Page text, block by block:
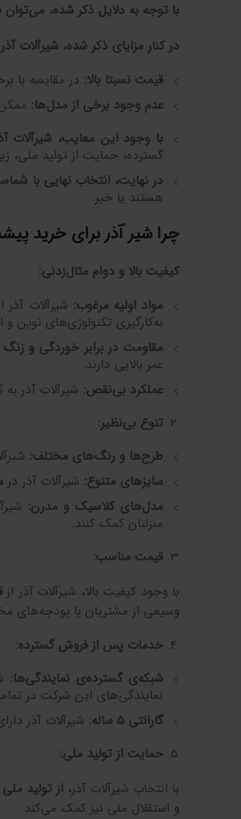
با توجه به دلایل ذکر شده،
در کنار مزایای ذکر شده، شیرآلات
قیمت نسبتا بالا: در مقایسه با
عدم وجود برخی از مدل‌ها:
با وجود این معایب، شیرآلات
گسترده، حمایت از تولید ملی،
در نهایت، انتخاب نهایی با
هستند یا خیر.
چرا شیر آذر برای خرید
کیفیت بالا و دوام مثال‌زدنی:
مواد اولیه مرغوب: شیرآلات آذر
به‌کارگیری تکنولوژی‌های
مقاومت در برابر خوردگی و
عمر بالایی دارند.
عملکرد بی‌نقص: شیرآلات آذر
تنوع بی‌نظیر:
طرح‌ها و رنگ‌های مختلف:
سایزهای متنوع: شیرآلات آذر در
مدل‌های کلاسیک و مدرن:
منزلتان کمک کنند.
قیمت مناسب:
با وجود کیفیت بالا، شیرآلات آذر از
وسیعی از مشتریان با بودجه‌های
خدمات پس از فروش گسترده:
شبکه‌ی گسترده‌ی نمایندگی‌ها:
نمایندگی‌های این شرکت در
گارانتی 5 ساله
: شیرآلات آذر
حمایت از تولید ملی:
با انتخاب شیرآلات آذر،از تولید
و استقلال ملی نیز کمک می‌کند.